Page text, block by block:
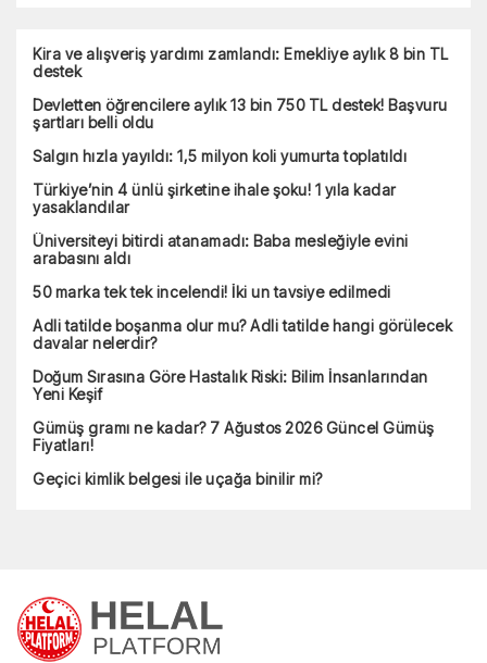
Kira ve alışveriş yardımı zamlandı: Emekliye aylık 8 bin TL
destek
Devletten öğrencilere aylık 13 bin 750 TL destek! Başvuru
şartları belli oldu
Salgın hızla yayıldı: 1,5 milyon koli yumurta toplatıldı
Türkiye’nin 4 ünlü şirketine ihale şoku! 1 yıla kadar
yasaklandılar
Üniversiteyi bitirdi atanamadı: Baba mesleğiyle evini
arabasını aldı
50 marka tek tek incelendi! İki un tavsiye edilmedi
Adli tatilde boşanma olur mu? Adli tatilde hangi görülecek
davalar nelerdir?
Doğum Sırasına Göre Hastalık Riski: Bilim İnsanlarından
Yeni Keşif
Gümüş gramı ne kadar? 7 Ağustos 2026 Güncel Gümüş
Fiyatları!
Geçici kimlik belgesi ile uçağa binilir mi?